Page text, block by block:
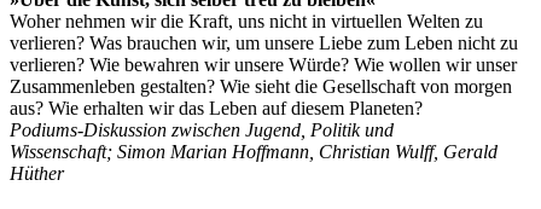
Woher nehmen wir die Kraft, uns nicht in virtuellen Welten zu
verlieren? Was brauchen wir, um unsere Liebe zum Leben nicht zu
verlieren? Wie bewahren wir unsere Würde? Wie wollen wir unser
Zusammenleben gestalten? Wie sieht die Gesellschaft von morgen
aus? Wie erhalten wir das Leben auf diesem Planeten?
Podiums-Diskussion zwischen Jugend, Politik und
Wissenschaft; Simon Marian Hoffmann, Christian Wulff, Gerald
Hüther